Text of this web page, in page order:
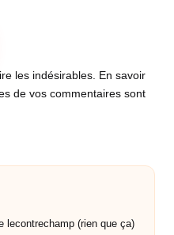
les indésirables. En savoir
de vos commentaires sont
lecontrechamp (rien que ça)